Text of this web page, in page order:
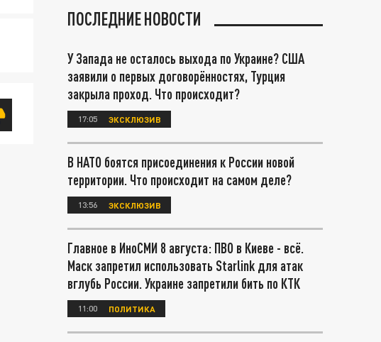
ПОСЛЕДНИЕ НОВОСТИ
У Запада не осталось выхода по Украине? США
заявили о первых договорённостях, Турция
закрыла проход. Что происходит?
17:05 ЭКСКЛЮЗИВ
В НАТО боятся присоединения к России новой
территории. Что происходит на самом деле?
13:56 ЭКСКЛЮЗИВ
Главное в ИноСМИ 8 августа: ПВО в Киеве - всё.
Маск запретил использовать Starlink для атак
вглубь России. Украине запретили бить по КТК
11:00 ПОЛИТИКА